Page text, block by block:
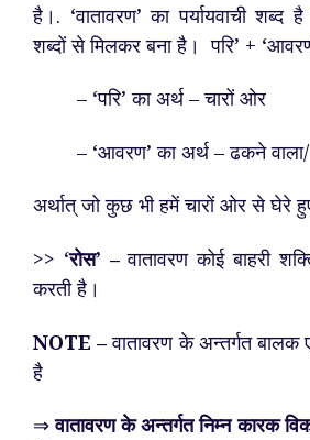
है।. ‘वातावरण’ का पर्यायवाची शब्द है
शब्दों से मिलकर बना है। परि’ +
– ‘परि’ का अर्थ – चारों ओर
– ‘आवरण’ का अर्थ – ढकने
अर्थात् जो कुछ भी हमें चारों ओर से घेरे
>> ‘रोस’ –वातावरण कोई बाहरी
करती है।
NOTE –वातावरण के अन्तर्गत
है
⇒वातावरण के अन्तर्गत निम्न कारक